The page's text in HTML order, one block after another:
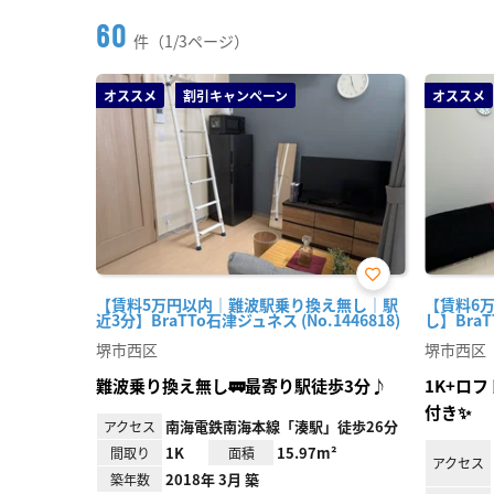
60 件（1/3ページ）
オススメ 割引キャンペーン
【賃料5万円以内｜難波駅乗り換え無し｜駅
近3分】BraTTo石津ジュネス (No.1446818)
お気
に入
り登
堺市西区
難波乗り換え無し🚃最寄り駅徒歩3分♪
アクセス 南海電鉄南海本線「湊駅」徒歩26分
間取り 1K 面積 15.97m²
築年数 2018年 3月 築
オススメ
【賃料6
し】
堺市西区
1K+ロフ
付き✨
アクセス